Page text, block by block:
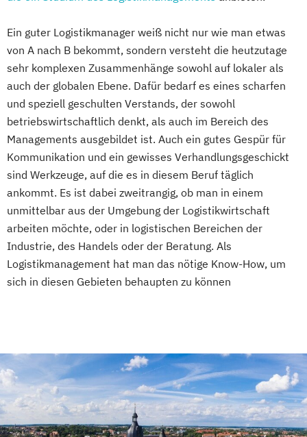
Ein guter Logistikmanager weiß nicht nur wie man etwas
von A nach B bekommt, sondern versteht die heutzutage
sehr komplexen Zusammenhänge sowohl auf lokaler als
auch der globalen Ebene. Dafür bedarf es eines scharfen
und speziell geschulten Verstands, der sowohl
betriebswirtschaftlich denkt, als auch im Bereich des
Managements ausgebildet ist. Auch ein gutes Gespür für
Kommunikation und ein gewisses Verhandlungsgeschickt
sind Werkzeuge, auf die es in diesem Beruf täglich
ankommt. Es ist dabei zweitrangig, ob man in einem
unmittelbar aus der Umgebung der Logistikwirtschaft
arbeiten möchte, oder in logistischen Bereichen der
Industrie, des Handels oder der Beratung. Als
Logistikmanagement hat man das nötige Know-How, um
sich in diesen Gebieten behaupten zu können